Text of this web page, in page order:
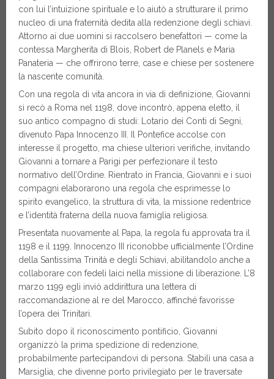
con lui l’intuizione spirituale e lo aiutò a strutturare il primo
nucleo di una fraternità dedita alla redenzione degli schiavi.
Attorno ai due uomini si raccolsero benefattori — come la
contessa Margherita di Blois, Robert de Planels e Maria
Panateria — che offrirono terre, case e chiese per sostenere
la nascente comunità.
Con una regola di vita ancora in via di definizione, Giovanni
si recò a Roma nel 1198, dove incontrò, appena eletto, il
suo antico compagno di studi: Lotario dei Conti di Segni,
divenuto Papa Innocenzo III. Il Pontefice accolse con
interesse il progetto, ma chiese ulteriori verifiche, invitando
Giovanni a tornare a Parigi per perfezionare il testo
normativo dell’Ordine. Rientrato in Francia, Giovanni e i suoi
compagni elaborarono una regola che esprimesse lo
spirito evangelico, la struttura di vita, la missione redentrice
e l’identità fraterna della nuova famiglia religiosa.
Presentata nuovamente al Papa, la regola fu approvata tra il
1198 e il 1199. Innocenzo III riconobbe ufficialmente l’Ordine
della Santissima Trinità e degli Schiavi, abilitandolo anche a
collaborare con fedeli laici nella missione di liberazione. L’8
marzo 1199 egli inviò addirittura una lettera di
raccomandazione al re del Marocco, affinché favorisse
l’opera dei Trinitari.
Subito dopo il riconoscimento pontificio, Giovanni
organizzò la prima spedizione di redenzione,
probabilmente partecipandovi di persona. Stabilì una casa a
Marsiglia, che divenne porto privilegiato per le traversate